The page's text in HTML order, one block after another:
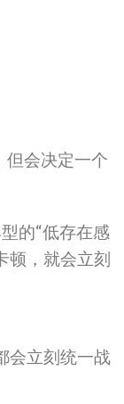
但会决定一个
的“低存在感
顿，就会立刻
会立刻统一战